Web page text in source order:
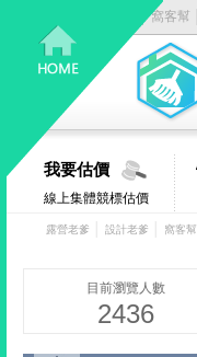
居
家
大
小
事，
找
它
│窩客幫
我要估價
線上集體競標估價
露營老爹 設計老爹 窩客幫
目前瀏覽人數
2436